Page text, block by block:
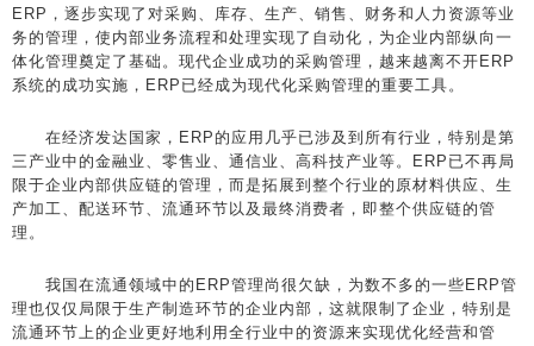
ERP，逐步实现了对采购、库存、生产、销售、财务和人力资源等业
务的管理，使内部业务流程和处理实现了自动化，为企业内部纵向一
体化管理奠定了基础。现代企业成功的采购管理，越来越离不开ERP
系统的成功实施，ERP已经成为现代化采购管理的重要工具。
在经济发达国家，ERP的应用几乎已涉及到所有行业，特别是第
三产业中的金融业、零售业、通信业、高科技产业等。ERP已不再局
限于企业内部供应链的管理，而是拓展到整个行业的原材料供应、生
产加工、配送环节、流通环节以及最终消费者，即整个供应链的管
理。
我国在流通领域中的ERP管理尚很欠缺，为数不多的一些ERP管
理也仅仅局限于生产制造环节的企业内部，这就限制了企业，特别是
流通环节上的企业更好地利用全行业中的资源来实现优化经营和管